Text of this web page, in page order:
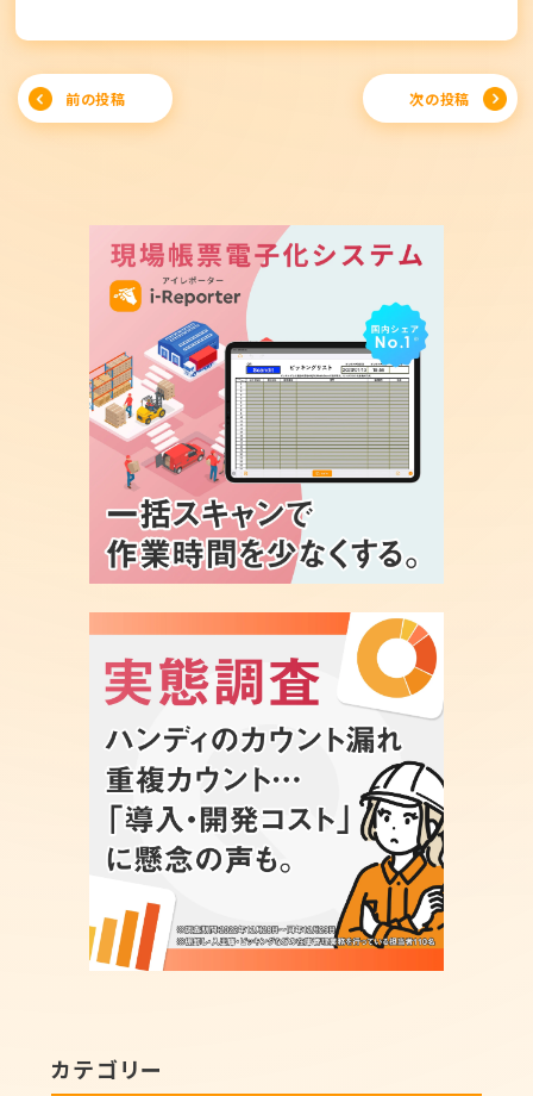
Post
navigation
前の投稿 次の投稿
カテゴリー